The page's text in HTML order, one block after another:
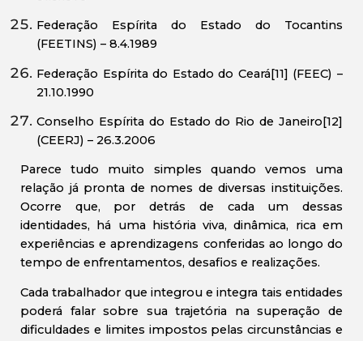
Federação Espírita do Estado do Tocantins
(FEETINS) – 8.4.1989
Federação Espírita do Estado do Ceará[11] (FEEC) –
21.10.1990
Conselho Espírita do Estado do Rio de Janeiro[12]
(CEERJ) – 26.3.2006
Parece tudo muito simples quando vemos uma
relação já pronta de nomes de diversas instituições.
Ocorre que, por detrás de cada um dessas
identidades, há uma história viva, dinâmica, rica em
experiências e aprendizagens conferidas ao longo do
tempo de enfrentamentos, desafios e realizações.
Cada trabalhador que integrou e integra tais entidades
poderá falar sobre sua trajetória na superação de
dificuldades e limites impostos pelas circunstâncias e